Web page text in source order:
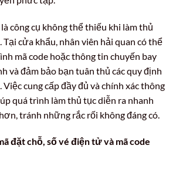
công cụ không thể thiếu khi làm thủ
cửa khẩu, nhân viên hải quan có thể
mã code hoặc thông tin chuyến bay
và đảm bảo bạn tuân thủ các quy định
cung cấp đầy đủ và chính xác thông
quá trình làm thủ tục diễn ra nhanh
tránh những rắc rối không đáng có.
đặt chỗ, số vé điện tử và mã code